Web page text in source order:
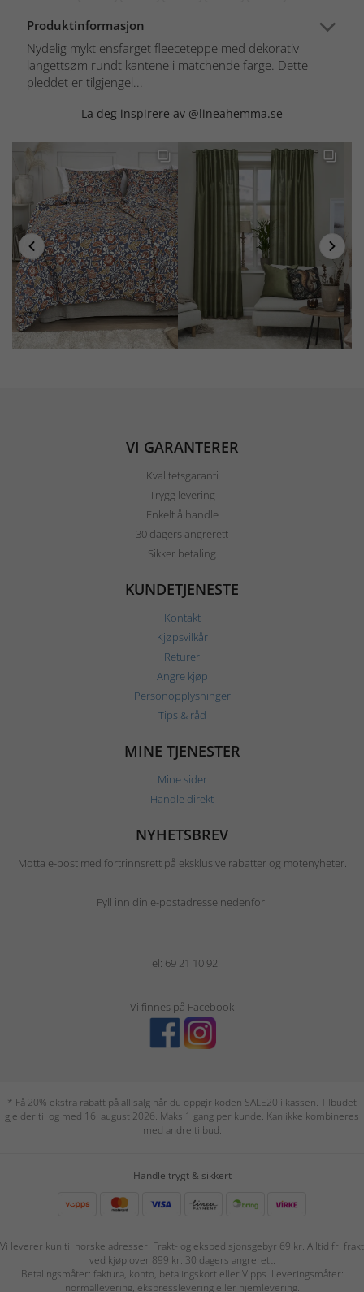
Produktinformasjon
Nydelig mykt ensfarget fleeceteppe med dekorativ
langettsøm rundt kantene i matchende farge. Dette
pleddet er tilgjengel...
La deg inspirere av @lineahemma.se
VI GARANTERER
Kvalitetsgaranti
Trygg levering
Enkelt å handle
30 dagers angrerett
Sikker betaling
KUNDETJENESTE
Kontakt
Kjøpsvilkår
Returer
Angre kjøp
Personopplysninger
Tips & råd
MINE TJENESTER
Mine sider
Handle direkt
NYHETSBREV
Motta e-post med fortrinnsrett på eksklusive rabatter og motenyheter.
Fyll inn din e-postadresse nedenfor.
Tel: 69 21 10 92
Vi finnes på Facebook
* Få 20% ekstra rabatt på all salg når du oppgir koden SALE20 i kassen. Tilbudet
gjelder til og med 16. august 2026. Maks 1 gang per kunde. Kan ikke kombineres
med andre tilbud.
Handle trygt & sikkert
Vi leverer kun til norske adresser. Frakt- og ekspedisjonsgebyr 69 kr. Alltid fri frakt
ved kjøp over 899 kr. 30 dagers angrerett.
Betalingsmåter: faktura, konto, betalingskort eller Vipps. Leveringsmåter:
normallevering, ekspresslevering eller hjemlevering.